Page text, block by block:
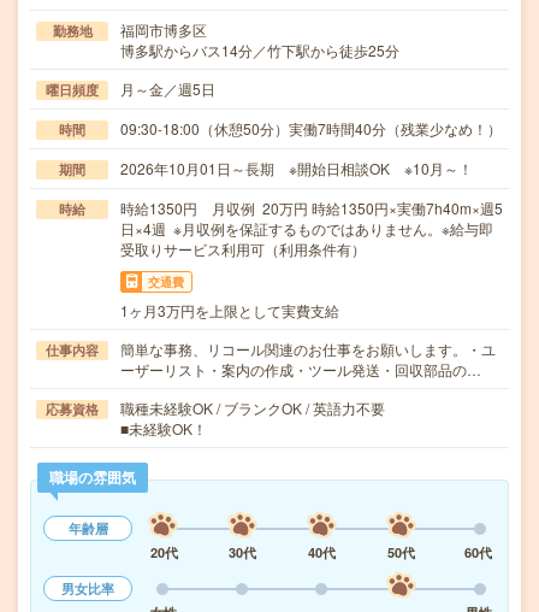
勤務地
福岡市博多区
博多駅からバス14分／竹下駅から徒歩25分
曜日頻度 月～金／週5日
時間 09:30-18:00（休憩50分）実働7時間40分（残業少なめ！）
期間 2026年10月01日～長期 ※開始日相談OK ※10月～！
時給
時給1350円 月収例 20万円 時給1350円×実働7h40m×週5
日×4週 ※月収例を保証するものではありません。※給与即
受取りサービス利用可（利用条件有）
交通費
1ヶ月3万円を上限として実費支給
仕事内容
簡単な事務、リコール関連のお仕事をお願いします。・ユ
ーザーリスト・案内の作成・ツール発送・回収部品の…
応募資格
職種未経験OK / ブランクOK / 英語力不要
■未経験OK！
職場の雰囲気
年齢層
20代
30代 40代 50代
60代
男女比率